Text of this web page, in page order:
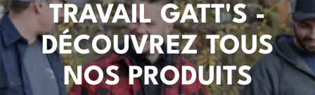
TRAVAIL GATT'S -
DÉCOUVREZ TOUS
NOS PRODUITS